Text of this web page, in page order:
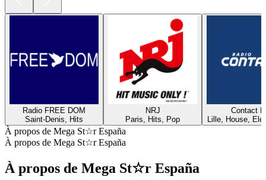
Radio FREE DOM
Saint-Denis, Hits
NRJ
Paris, Hits, Pop
Contact
Lille, House,
À propos de Mega St☆r España
À propos de Mega St☆r España
À propos de Mega St☆r España